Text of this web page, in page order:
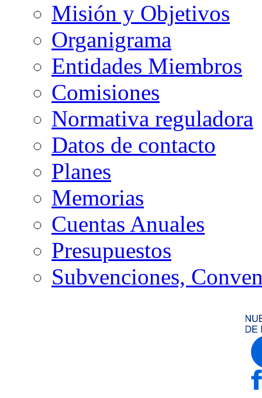
Misión y Objetivos
Organigrama
Entidades Miembros
Comisiones
Normativa reguladora
Datos de contacto
Planes
Memorias
Cuentas Anuales
Presupuestos
Subvenciones,